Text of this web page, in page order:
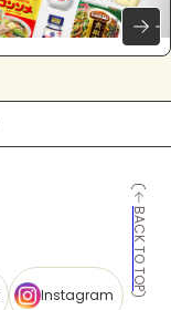
BACK TO TOP
Instagram